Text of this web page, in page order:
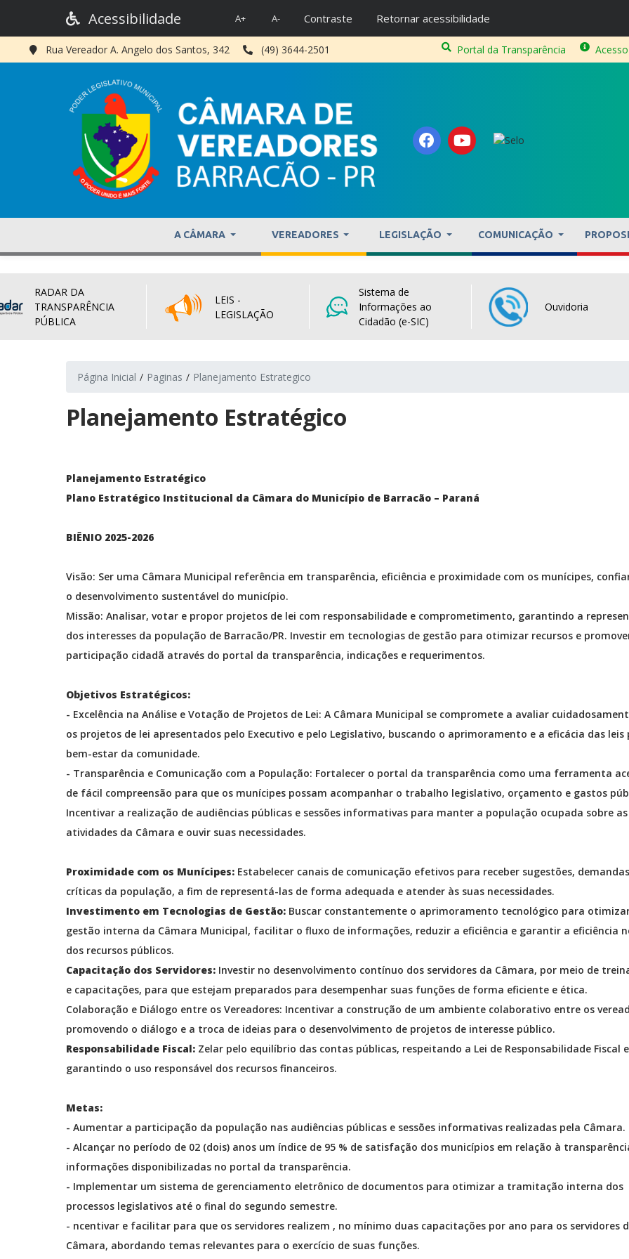
Acessibilidade A+ A- Contraste Retornar acessibilidade
Rua Vereador A. Angelo dos Santos, 342 (49) 3644-2501 Portal da Transparência
A CÂMARA VEREADORES LEGISLAÇÃO COMUNICAÇÃO
RADAR DA
TRANSPARÊNCIA
PÚBLICA
LEIS -
LEGISLAÇÃO
Sistema de
Informações ao
Cidadão (e-SIC)
Ouvidoria
Página Inicial Paginas Planejamento Estrategico
Planejamento Estratégico
Planejamento Estratégico
Plano Estratégico Institucional da Câmara do Município de Barracão – Paraná
BIÊNIO 2025-2026
Visão: Ser uma Câmara Municipal referência em transparência, eficiência e proximidade com os munícipes,
o desenvolvimento sustentável do município.
Missão: Analisar, votar e propor projetos de lei com responsabilidade e comprometimento, garantindo a
dos interesses da população de Barracão/PR. Investir em tecnologias de gestão para otimizar recursos e
participação cidadã através do portal da transparência, indicações e requerimentos.
Objetivos Estratégicos:
- Excelência na Análise e Votação de Projetos de Lei: A Câmara Municipal se compromete a avaliar
os projetos de lei apresentados pelo Executivo e pelo Legislativo, buscando o aprimoramento e a eficácia das leis
bem-estar da comunidade.
- Transparência e Comunicação com a População: Fortalecer o portal da transparência como uma ferramenta
de fácil compreensão para que os munícipes possam acompanhar o trabalho legislativo, orçamento e gastos
Incentivar a realização de audiências públicas e sessões informativas para manter a população ocupada sobre as
atividades da Câmara e ouvir suas necessidades.
Proximidade com os Munícipes: Estabelecer canais de comunicação efetivos para receber sugestões,
críticas da população, a fim de representá-las de forma adequada e atender às suas necessidades.
Investimento em Tecnologias de Gestão:Buscar constantemente o aprimoramento tecnológico para
gestão interna da Câmara Municipal, facilitar o fluxo de informações, reduzir a eficiência e garantir a eficiência
dos recursos públicos.
Capacitação dos Servidores: Investir no desenvolvimento contínuo dos servidores da Câmara, por meio de
e capacitações, para que estejam preparados para desempenhar suas funções de forma eficiente e ética.
Colaboração e Diálogo entre os Vereadores: Incentivar a construção de um ambiente colaborativo entre os
promovendo o diálogo e a troca de ideias para o desenvolvimento de projetos de interesse público.
Responsabilidade Fiscal:Zelar pelo equilíbrio das contas públicas, respeitando a Lei de Responsabilidade Fiscal e
garantindo o uso responsável dos recursos financeiros.
Metas:
- Aumentar a participação da população nas audiências públicas e sessões informativas realizadas pela Câmara.
- Alcançar no período de 02 (dois) anos um índice de 95 % de satisfação dos municípios em relação à
informações disponibilizadas no portal da transparência.
- Implementar um sistema de gerenciamento eletrônico de documentos para otimizar a tramitação interna dos
processos legislativos até o final do segundo semestre.
- ncentivar e facilitar para que os servidores realizem , no mínimo duas capacitações por ano para os servidores
Câmara, abordando temas relevantes para o exercício de suas funções.